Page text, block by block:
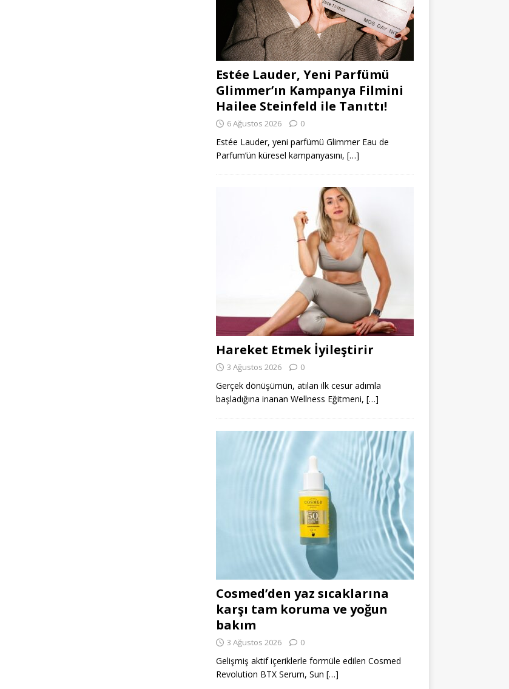
Estée Lauder, Yeni Parfümü
Glimmer’ın Kampanya Filmini
Hailee Steinfeld ile Tanıttı!
6 Ağustos 2026 0
Estée Lauder, yeni parfümü Glimmer Eau de
Parfum’ün küresel kampanyasını, […]
Hareket Etmek İyileştirir
3 Ağustos 2026 0
Gerçek dönüşümün, atılan ilk cesur adımla
başladığına inanan Wellness Eğitmeni, […]
Cosmed’den yaz sıcaklarına
karşı tam koruma ve yoğun
bakım
3 Ağustos 2026 0
Gelişmiş aktif içeriklerle formüle edilen Cosmed
Revolution BTX Serum, Sun […]